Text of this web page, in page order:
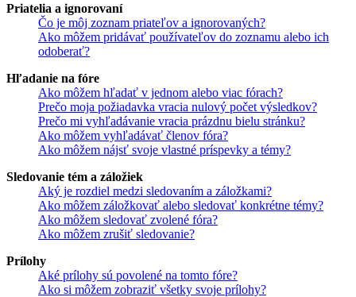
Priatelia a ignorovaní
Čo je môj zoznam priateľov a ignorovaných?
Ako môžem pridávať používateľov do zoznamu alebo ich
odoberať?
Hľadanie na fóre
Ako môžem hľadať v jednom alebo viac fórach?
Prečo moja požiadavka vracia nulový počet výsledkov?
Prečo mi vyhľadávanie vracia prázdnu bielu stránku?
Ako môžem vyhľadávať členov fóra?
Ako môžem nájsť svoje vlastné príspevky a témy?
Sledovanie tém a záložiek
Aký je rozdiel medzi sledovaním a záložkami?
Ako môžem záložkovať alebo sledovať konkrétne témy?
Ako môžem sledovať zvolené fóra?
Ako môžem zrušiť sledovanie?
Prílohy
Aké prílohy sú povolené na tomto fóre?
Ako si môžem zobraziť všetky svoje prílohy?